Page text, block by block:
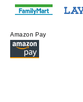
Amazon Pay